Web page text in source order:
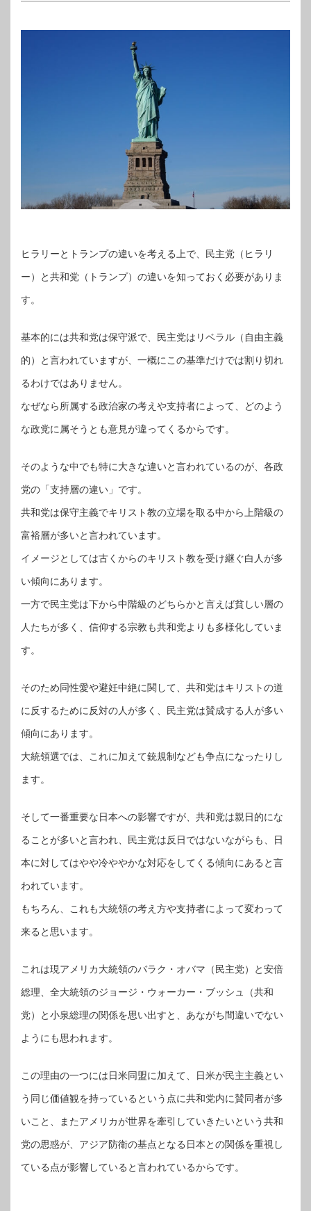
ヒラリーとトランプの違いを考える上で、民主党（ヒラリ
ー）と共和党（トランプ）の違いを知っておく必要がありま
す。
基本的には共和党は保守派で、民主党はリベラル（自由主義
的）と言われていますが、一概にこの基準だけでは割り切れ
るわけではありません。
なぜなら所属する政治家の考えや支持者によって、どのよう
な政党に属そうとも意見が違ってくるからです。
そのような中でも特に大きな違いと言われているのが、各政
党の「支持層の違い」です。
共和党は保守主義でキリスト教の立場を取る中から上階級の
富裕層が多いと言われています。
イメージとしては古くからのキリスト教を受け継ぐ白人が多
い傾向にあります。
一方で民主党は下から中階級のどちらかと言えば貧しい層の
人たちが多く、信仰する宗教も共和党よりも多様化していま
す。
そのため同性愛や避妊中絶に関して、共和党はキリストの道
に反するために反対の人が多く、民主党は賛成する人が多い
傾向にあります。
大統領選では、これに加えて銃規制なども争点になったりし
ます。
そして一番重要な日本への影響ですが、共和党は親日的にな
ることが多いと言われ、民主党は反日ではないながらも、日
本に対してはやや冷ややかな対応をしてくる傾向にあると言
われています。
もちろん、これも大統領の考え方や支持者によって変わって
来ると思います。
これは現アメリカ大統領のバラク・オバマ（民主党）と安倍
総理、全大統領のジョージ・ウォーカー・ブッシュ（共和
党）と小泉総理の関係を思い出すと、あながち間違いでない
ようにも思われます。
この理由の一つには日米同盟に加えて、日米が民主主義とい
う同じ価値観を持っているという点に共和党内に賛同者が多
いこと、またアメリカが世界を牽引していきたいという共和
党の思惑が、アジア防衛の基点となる日本との関係を重視し
ている点が影響していると言われているからです。